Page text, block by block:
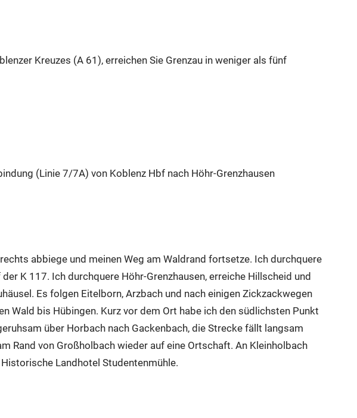
Kreuzes (A 61), erreichen Sie Grenzau in weniger als fünf
(Linie 7/7A) von Koblenz Hbf nach Höhr-Grenzhausen
abbiege und meinen Weg am Waldrand fortsetze. Ich durchquere
K 117. Ich durchquere Höhr-Grenzhausen, erreiche Hillscheid und
Es folgen Eitelborn, Arzbach und nach einigen Zickzackwegen
Wald bis Hübingen. Kurz vor dem Ort habe ich den südlichsten Punkt
über Horbach nach Gackenbach, die Strecke fällt langsam
Rand von Großholbach wieder auf eine Ortschaft. An Kleinholbach
Landhotel Studentenmühle.